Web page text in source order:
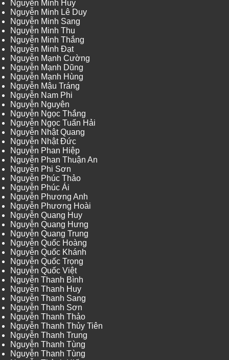
Nguyễn Minh Huy
Nguyễn Minh Lê Duy
Nguyễn Minh Sang
Nguyễn Minh Thu
Nguyễn Minh Thắng
Nguyễn Minh Đạt
Nguyễn Mạnh Cường
Nguyễn Mạnh Dũng
Nguyễn Mạnh Hùng
Nguyễn Mậu Tráng
Nguyễn Nam Phi
Nguyễn Nguyên
Nguyễn Ngọc Thắng
Nguyễn Ngọc Tuấn Hải
Nguyễn Nhật Quang
Nguyễn Nhật Đức
Nguyễn Phan Hiệp
Nguyễn Phan Thuận An
Nguyễn Phi Sơn
Nguyễn Phúc Thảo
Nguyễn Phúc Ái
Nguyễn Phương Anh
Nguyễn Phương Hoài
Nguyễn Quang Huy
Nguyễn Quang Hưng
Nguyễn Quang Trung
Nguyễn Quốc Hoàng
Nguyễn Quốc Khánh
Nguyễn Quốc Trọng
Nguyễn Quốc Việt
Nguyễn Thanh Bình
Nguyễn Thanh Huy
Nguyễn Thanh Sang
Nguyễn Thanh Sơn
Nguyễn Thanh Thảo
Nguyễn Thanh Thủy Tiên
Nguyễn Thanh Trung
Nguyễn Thanh Tùng
Nguyễn Thanh Tùng